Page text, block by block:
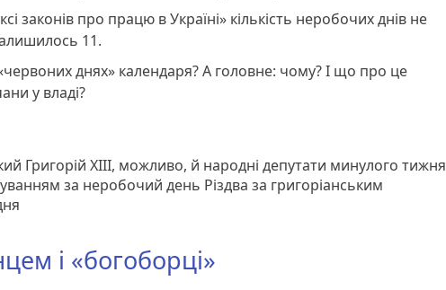
законів про працю в Україні» кількість неробочих днів не
11.
днях» календаря? А головне: чому? І що про це
у владі?
Григорій ХІІІ, можливо, й народні депутати минулого тижня
за неробочий день Різдва за григоріанським
і «богоборці»